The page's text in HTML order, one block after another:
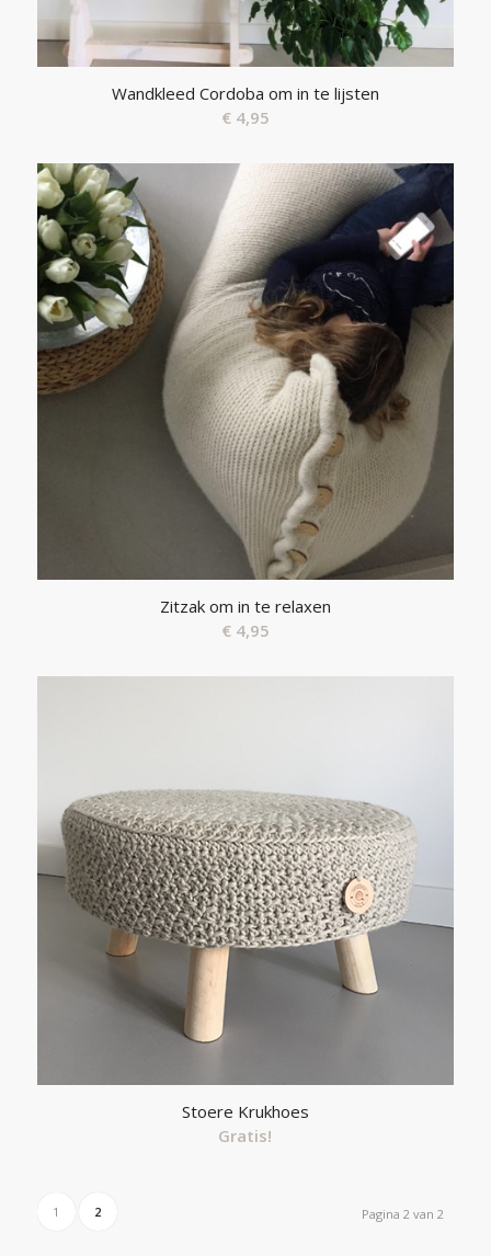
Wandkleed Cordoba om in te lijsten
€4,95
Zitzak om in te relaxen
€4,95
Stoere Krukhoes
Gratis!
Pagina 2 van 2
1 2